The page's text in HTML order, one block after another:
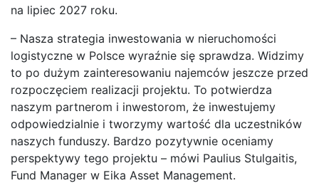
na lipiec 2027 roku.
– Nasza strategia inwestowania w nieruchomości
logistyczne w Polsce wyraźnie się sprawdza. Widzimy
to po dużym zainteresowaniu najemców jeszcze przed
rozpoczęciem realizacji projektu. To potwierdza
naszym partnerom i inwestorom, że inwestujemy
odpowiedzialnie i tworzymy wartość dla uczestników
naszych funduszy. Bardzo pozytywnie oceniamy
perspektywy tego projektu – mówi Paulius Stulgaitis,
Fund Manager w Eika Asset Management.